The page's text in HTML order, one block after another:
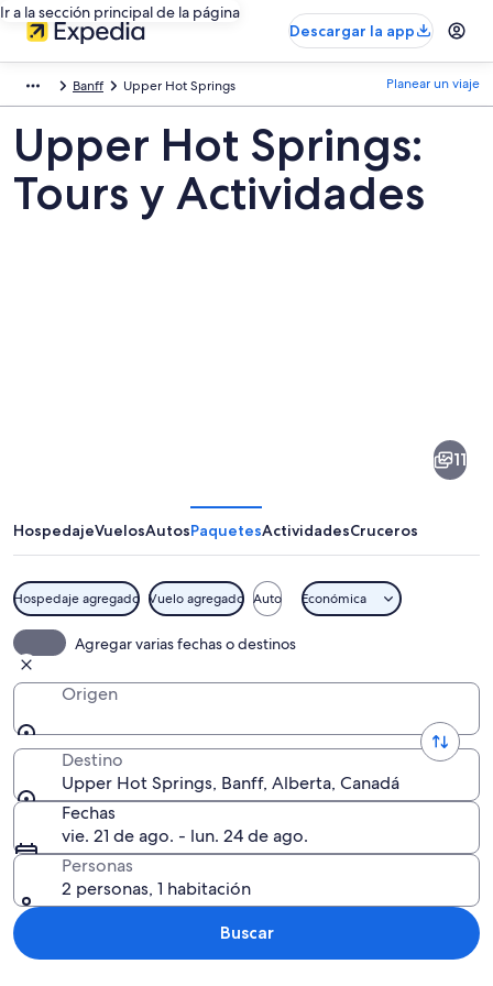
Ir a la sección principal de la página
Descargar la app
Banff Upper Hot Springs Planear un viaje
Upper Hot Springs:
Tours y Actividades
11
HospedajeVuelosAutosPaquetesActividadesCruceros
Hospedaje agregado Vuelo agregado Auto Económica
Agregar varias fechas o destinos
Origen
Destino
Upper Hot Springs, Banff, Alberta, Canadá
Fechas
vie. 21 de ago. - lun. 24 de ago.
Personas
2 personas, 1 habitación
Buscar